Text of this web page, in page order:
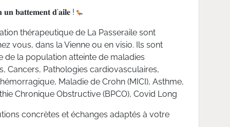
𝐛𝐚𝐭𝐭𝐞𝐦𝐞𝐧𝐭 𝐝‘𝐚𝐢𝐥𝐞 !
thérapeutique de La Passeraile sont
vous, dans la Vienne ou en visio. Ils sont
de la population atteinte de maladies
Cancers, Pathologies cardiovasculaires,
Maladie de Crohn (MICI), Asthme,
Chronique Obstructive (BPCO), Covid Long
concrètes et échanges adaptés à votre